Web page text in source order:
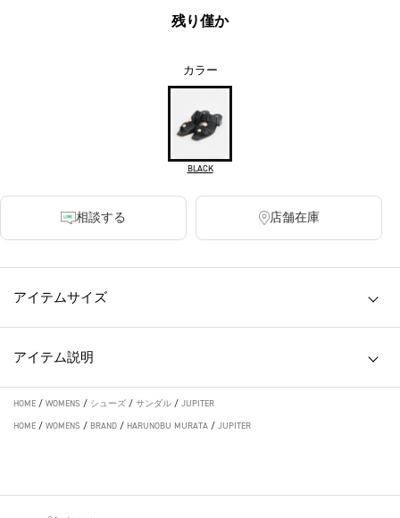
残り僅か
カラー
BLACK
相談する 店舗在庫
アイテムサイズ
アイテム説明
HOME / WOMENS / シューズ / サンダル / JUPITER
HOME / WOMENS / BRAND / HARUNOBU MURATA / JUPITER